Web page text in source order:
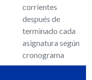
corrientes
después de
terminado cada
asignatura según
cronograma